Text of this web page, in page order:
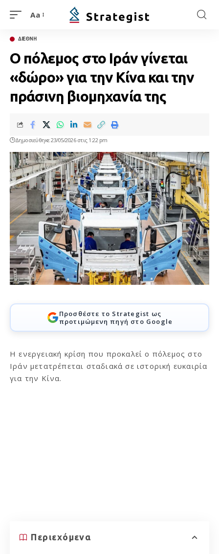
Aa
ΔΙΕΘΝΗ
Ο πόλεμος στο Ιράν γίνεται
«δώρο» για την Κίνα και την
πράσινη βιομηχανία της
Δημοσιεύθηκε 23/05/2026 στις 1:22 pm
Προσθέστε το Strategist ως
προτιμώμενη πηγή στο Google
Η ενεργειακή κρίση που προκαλεί ο πόλεμος στο
Ιράν μετατρέπεται σταδιακά σε ιστορική ευκαιρία
για την Κίνα.
Περιεχόμενα